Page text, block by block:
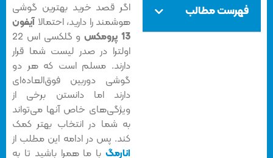
فهرست مطالب
اگر قصد خرید بهترین گوشی
هوشمند را دارید، احتمالاآیفون
13 پرومکس
و گلکسی اس 22
اولترا در صدر لیست شما قرار
دارند. مسلم است که هر دو
گوشی دوربین فوق‌العاده‌ای
دارند اما دانستن برخی از
ویژگی‌های خاص آنها می‌تواند
به شما در انتخاب بهتر کمک
کند. پس در ادامه این مطلب از
انارمگبا ما همرا باشید تا به